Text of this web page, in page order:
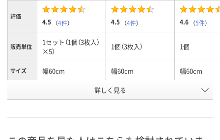
評価
4.5 （4件） 4.5 （4件） 4.6 （5件）
販売単位
1セット（1個（3枚入）
×5）
1個（3枚入） 1個
サイズ 幅60cm 幅60cm 幅60cm
普通 普通（お徳用）
UH88007 AW72696 AW72717
在庫
詳しく見る